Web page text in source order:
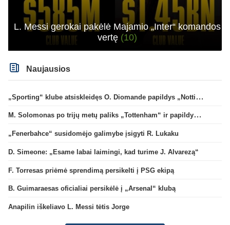
L. Messi gerokai pakėlė Majamio „Inter“ komandos
vertę (10)
Naujausios
„Sporting“ klube atsiskleidęs O. Diomande papildys „Nottingham“ gretas
M. Solomonas po trijų metų paliks „Tottenham“ ir papildys „West Ham“ klubą
„Fenerbahce“ susidomėjo galimybe įsigyti R. Lukaku
D. Simeone: „Esame labai laimingi, kad turime J. Alvarezą“
F. Torresas priėmė sprendimą persikelti į PSG ekipą
B. Guimaraesas oficialiai persikėlė į „Arsenal“ klubą
Anapilin iškeliavo L. Messi tėtis Jorge